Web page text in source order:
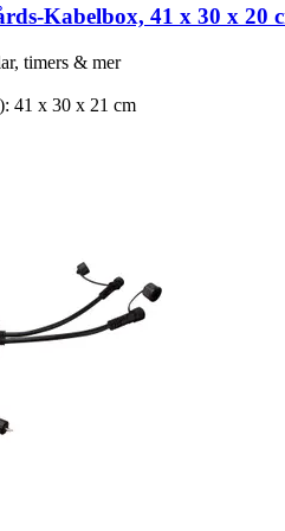
​Kabelbox, 41 x 30 x 20
timers & mer
41 x 30 x 21 cm